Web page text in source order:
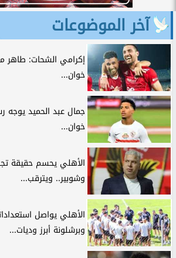
آخر الموضوعات
إكرامي الشحات:
خوان...
جمال عبد الحميد يوجه
خوان...
الأهلي يحسم حقيقة
وشوبير.. ويترقب...
الأهلي يواصل
وبرشلونة أبرز وديات...